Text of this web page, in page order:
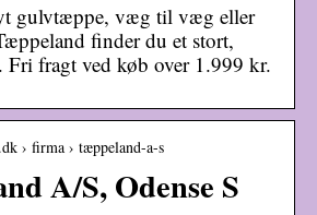
gulvtæppe, væg til væg eller
finder du et stort,
Fri fragt ved køb over 1.999 kr.
› firma › tæppeland-a-s
A/S, Odense S